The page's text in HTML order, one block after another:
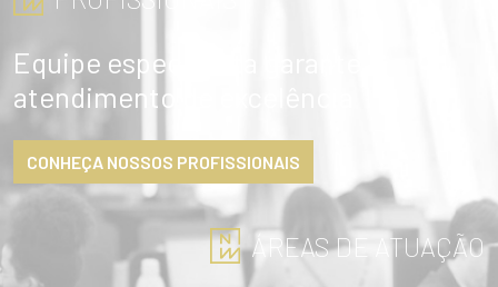
Equipe especialista garante
atendimento de excelência
CONHEÇA NOSSOS PROFISSIONAIS
ÁREAS DE ATUAÇÃO